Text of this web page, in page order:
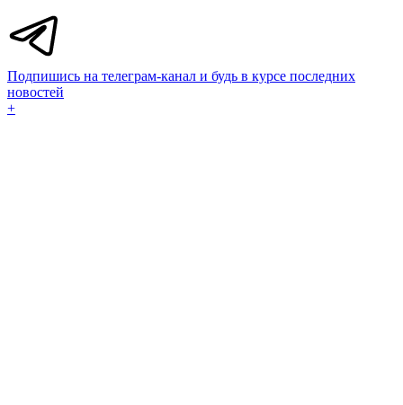
Подпишись на телеграм-канал и будь в курсе последних
новостей
+